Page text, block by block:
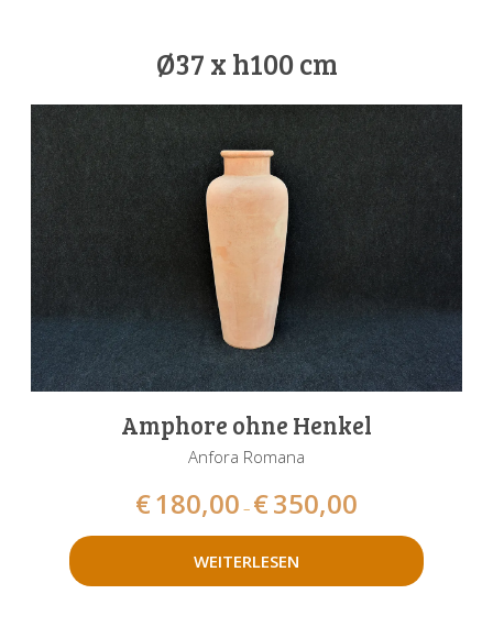
Ø37 x h100 cm
Amphore ohne Henkel
Anfora Romana
€180,00 – €350,00
WEITERLESEN